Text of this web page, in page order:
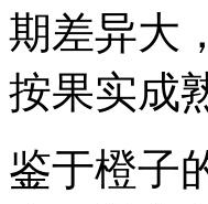
期差异大
按果实成
鉴于橙子